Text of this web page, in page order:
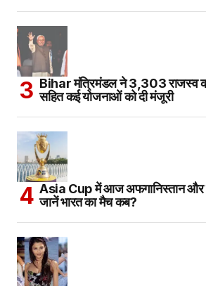
Bihar मंत्रिमंडल ने 3,303 राजस्व
सहित कई योजनाओं को दी मंजूरी
Asia Cup में आज अफगानिस्तान और
जानें भारत का मैच कब?